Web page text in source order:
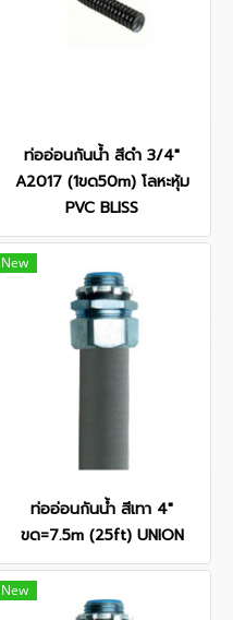
ท่ออ่อนกันน้ำ สีดำ 3/4"
A2017 (1ขด50m) โลหะหุ้ม
PVC BLISS
New
ท่ออ่อนกันน้ำ สีเทา 4"
ขด=7.5m (25ft) UNION
New